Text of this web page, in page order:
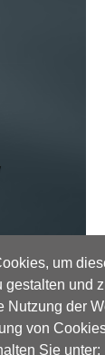
um
gestalten und
Nutzung der
von
Sie unter: